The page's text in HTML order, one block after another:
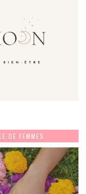
DE FEMMES